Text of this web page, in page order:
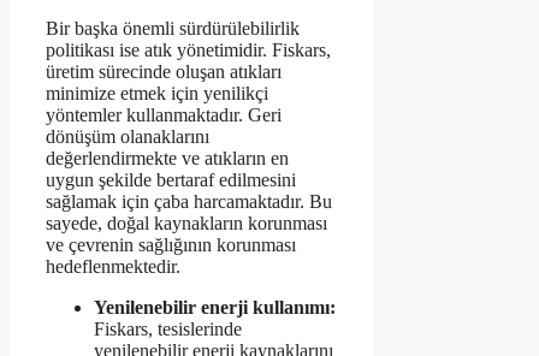
Bir başka önemli sürdürülebilirlik
politikası ise atık yönetimidir. Fiskars,
üretim sürecinde oluşan atıkları
minimize etmek için yenilikçi
yöntemler kullanmaktadır. Geri
dönüşüm olanaklarını
değerlendirmekte ve atıkların en
uygun şekilde bertaraf edilmesini
sağlamak için çaba harcamaktadır. Bu
sayede, doğal kaynakların korunması
ve çevrenin sağlığının korunması
hedeflenmektedir.
Yenilenebilir enerji kullanımı:
Fiskars, tesislerinde
yenilenebilir enerji kaynaklarını